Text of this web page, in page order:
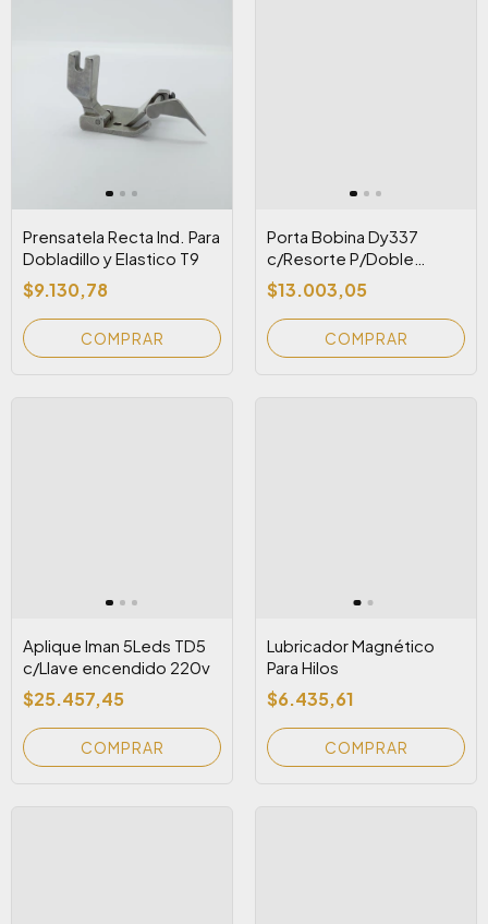
Prensatela Recta Ind. Para
Dobladillo y Elastico T9
$9.130,78
Porta Bobina Dy337
c/Resorte P/Doble
Arrastre
$13.003,05
Aplique Iman 5Leds TD5
c/Llave encendido 220v
$25.457,45
Lubricador Magnético
Para Hilos
$6.435,61